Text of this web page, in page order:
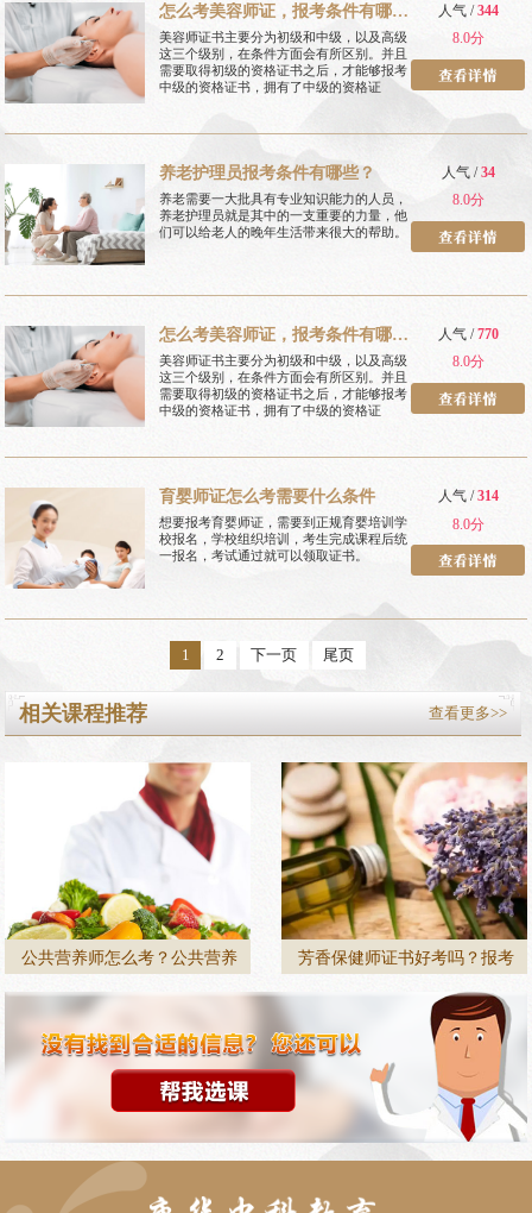
怎么考美容师证，报考条件有哪
些
美容师证书主要分为初级和中级，以及高级
这三个级别，在条件方面会有所区别。并且
需要取得初级的资格证书之后，才能够报考
中级的资格证书，拥有了中级的资格证
人气 /344
8.0分
养老护理员报考条件有哪些？
养老需要一大批具有专业知识能力的人员，
养老护理员就是其中的一支重要的力量，他
们可以给老人的晚年生活带来很大的帮助。
人气 /34
8.0分
怎么考美容师证，报考条件有哪
些
美容师证书主要分为初级和中级，以及高级
这三个级别，在条件方面会有所区别。并且
需要取得初级的资格证书之后，才能够报考
中级的资格证书，拥有了中级的资格证
人气 /770
8.0分
育婴师证怎么考需要什么条件
想要报考育婴师证，需要到正规育婴培训学
校报名，学校组织培训，考生完成课程后统
一报名，考试通过就可以领取证书。
人气 /314
8.0分
1 2 下一页 尾页
相关课程推荐 查看更多>>
公共营养师怎么考？公共营养 芳香保健师证书好考吗？报考